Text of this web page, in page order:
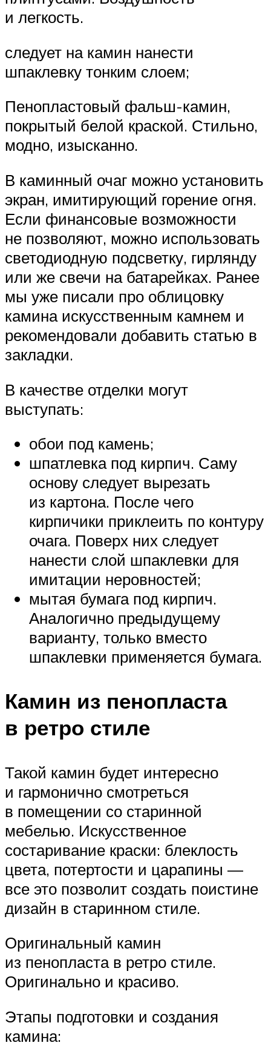
и легкость.
следует на камин нанести
шпаклевку тонким слоем;
Пенопластовый фальш-камин,
покрытый белой краской. Стильно,
модно, изысканно.
В каминный очаг можно установить
экран, имитирующий горение огня.
Если финансовые возможности
не позволяют, можно использовать
светодиодную подсветку, гирлянду
или же свечи на батарейках. Ранее
мы уже писали про облицовку
камина искусственным камнем и
рекомендовали добавить статью в
закладки.
В качестве отделки могут
выступать:
обои под камень;
шпатлевка под кирпич. Саму
основу следует вырезать
из картона. После чего
кирпичики приклеить по контуру
очага. Поверх них следует
нанести слой шпаклевки для
имитации неровностей;
мытая бумага под кирпич.
Аналогично предыдущему
варианту, только вместо
шпаклевки применяется бумага.
Камин из пенопласта
в ретро стиле
Такой камин будет интересно
и гармонично смотреться
в помещении со старинной
мебелью. Искусственное
состаривание краски: блеклость
цвета, потертости и царапины —
все это позволит создать поистине
дизайн в старинном стиле.
Оригинальный камин
из пенопласта в ретро стиле.
Оригинально и красиво.
Этапы подготовки и создания
камина: